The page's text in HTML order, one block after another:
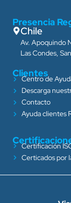
Presencia
Chile
Av. Apoquindo
Las Condes,
Clientes
Centro de
Descarga
Contacto
Ayuda clientes
Certificación
Certicados por